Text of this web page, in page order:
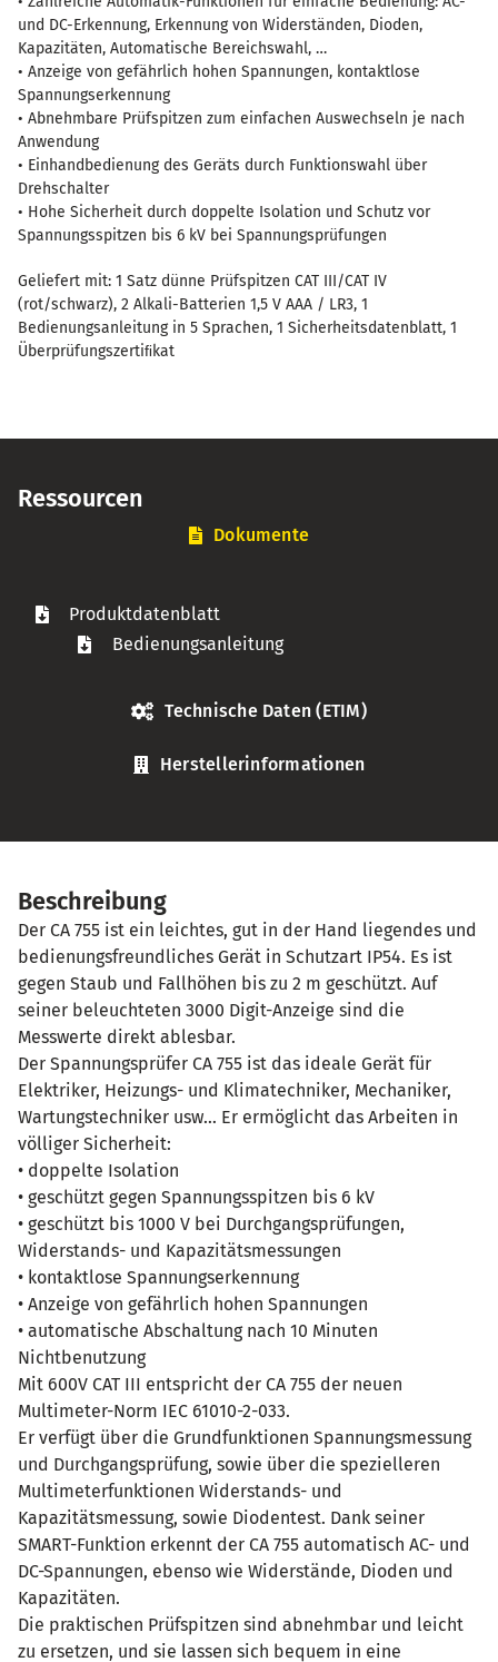
und DC-Erkennung, Erkennung von Widerständen, Dioden,
Kapazitäten, Automatische Bereichswahl, …
• Anzeige von gefährlich hohen Spannungen, kontaktlose
Spannungserkennung
• Abnehmbare Prüfspitzen zum einfachen Auswechseln je nach
Anwendung
• Einhandbedienung des Geräts durch Funktionswahl über
Drehschalter
• Hohe Sicherheit durch doppelte Isolation und Schutz vor
Spannungsspitzen bis 6 kV bei Spannungsprüfungen
Geliefert mit: 1 Satz dünne Prüfspitzen CAT III/CAT IV
(rot/schwarz), 2 Alkali-Batterien 1,5 V AAA / LR3, 1
Bedienungsanleitung in 5 Sprachen, 1 Sicherheitsdatenblatt, 1
Überprüfungszertiﬁkat
Ressourcen
Dokumente
Produktdatenblatt
Bedienungsanleitung
Technische Daten (ETIM)
Herstellerinformationen
Beschreibung
Der CA 755 ist ein leichtes, gut in der Hand liegendes und
bedienungsfreundliches Gerät in Schutzart IP54. Es ist
gegen Staub und Fallhöhen bis zu 2 m geschützt. Auf
seiner beleuchteten 3000 Digit-Anzeige sind die
Messwerte direkt ablesbar.
Der Spannungsprüfer CA 755 ist das ideale Gerät für
Elektriker, Heizungs- und Klimatechniker, Mechaniker,
Wartungstechniker usw… Er ermöglicht das Arbeiten in
völliger Sicherheit:
• doppelte Isolation
• geschützt gegen Spannungsspitzen bis 6 kV
• geschützt bis 1000 V bei Durchgangsprüfungen,
Widerstands- und Kapazitätsmessungen
• kontaktlose Spannungserkennung
• Anzeige von gefährlich hohen Spannungen
• automatische Abschaltung nach 10 Minuten
Nichtbenutzung
Mit 600V CAT III entspricht der CA 755 der neuen
Multimeter-Norm IEC 61010-2-033.
Er verfügt über die Grundfunktionen Spannungsmessung
und Durchgangsprüfung, sowie über die spezielleren
Multimeterfunktionen Widerstands- und
Kapazitätsmessung, sowie Diodentest. Dank seiner
SMART-Funktion erkennt der CA 755 automatisch AC- und
DC-Spannungen, ebenso wie Widerstände, Dioden und
Kapazitäten.
Die praktischen Prüfspitzen sind abnehmbar und leicht
zu ersetzen, und sie lassen sich bequem in eine